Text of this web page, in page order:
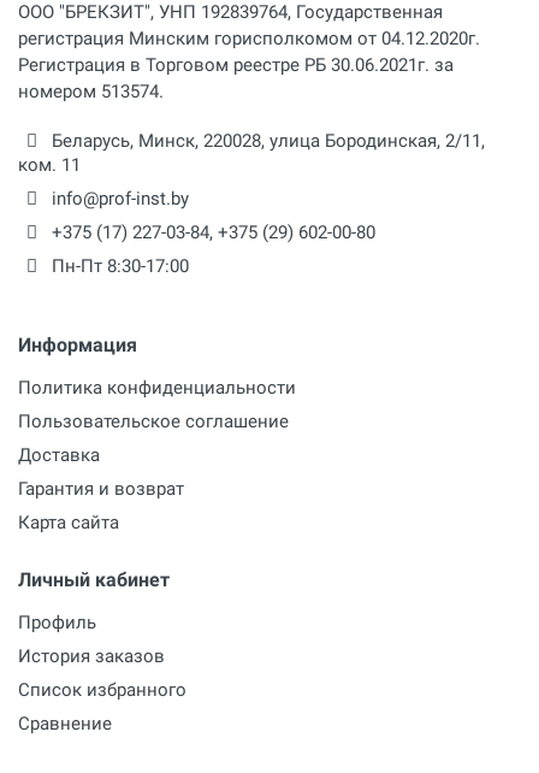
ООО "БРЕКЗИТ", УНП 192839764, Государственная
регистрация Минским горисполкомом от 04.12.2020г.
Регистрация в Торговом реестре РБ 30.06.2021г. за
номером 513574.
Беларусь, Минск, 220028, улица Бородинская, 2/11,
ком. 11
info@prof-inst.by
+375 (17) 227-03-84, +375 (29) 602-00-80
Пн-Пт 8:30-17:00
Информация
Политика конфиденциальности
Пользовательское соглашение
Доставка
Гарантия и возврат
Карта сайта
Личный кабинет
Профиль
История заказов
Список избранного
Сравнение